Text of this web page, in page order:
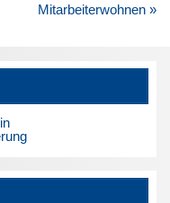
Mitarbeiterwohnen »